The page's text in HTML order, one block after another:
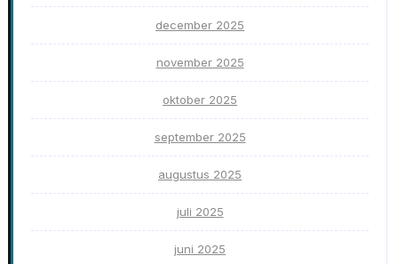
december 2025
november 2025
oktober 2025
september 2025
augustus 2025
juli 2025
juni 2025